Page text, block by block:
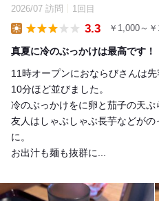
2026/07 訪問 1回目
3.3 ￥1,000～
真夏に冷のぶっかけは最高です！
11時オープンにおならびさんは先
10分ほど並びました。
冷のぶっかけをに卵と茄子の天ぷ
友人はしゃぶしゃぶ長芋などが
に。
お出汁も麺も抜群に...